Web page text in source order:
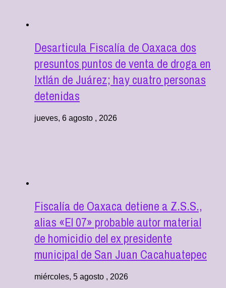
Desarticula Fiscalía de Oaxaca dos
presuntos puntos de venta de droga en
Ixtlán de Juárez; hay cuatro personas
detenidas
jueves, 6 agosto , 2026
Fiscalía de Oaxaca detiene a Z.S.S.,
alias «El 07» probable autor material
de homicidio del ex presidente
municipal de San Juan Cacahuatepec
miércoles, 5 agosto , 2026